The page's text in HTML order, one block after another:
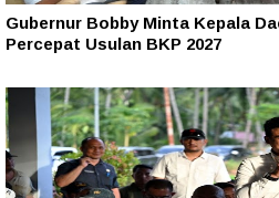
Gubernur Bobby Minta Kepala
Percepat Usulan BKP 2027